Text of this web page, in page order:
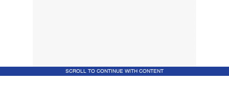
SCROLL TO CONTINUE WITH CONTENT